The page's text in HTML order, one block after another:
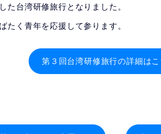
た台湾研修旅行となりました。
く青年を応援して参ります。
第３回台湾研修旅行の詳細は